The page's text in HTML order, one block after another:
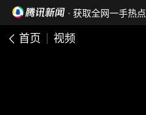
· 获取全网一手热点
首页 视频